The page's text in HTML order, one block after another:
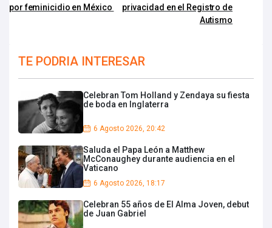
por feminicidio en México
privacidad en el Registro de
Autismo
TE PODRIA INTERESAR
Celebran Tom Holland y Zendaya su fiesta
de boda en Inglaterra
6 Agosto 2026, 20:42
Saluda el Papa León a Matthew
McConaughey durante audiencia en el
Vaticano
6 Agosto 2026, 18:17
Celebran 55 años de El Alma Joven, debut
de Juan Gabriel